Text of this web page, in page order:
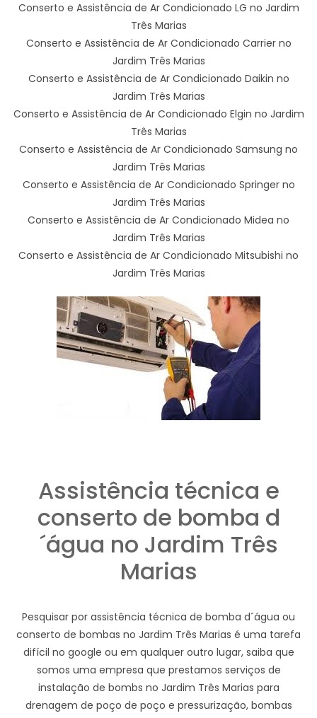
Conserto e Assistência de Ar Condicionado LG no Jardim
Três Marias
Conserto e Assistência de Ar Condicionado Carrier no
Jardim Três Marias
Conserto e Assistência de Ar Condicionado Daikin no
Jardim Três Marias
Conserto e Assistência de Ar Condicionado Elgin no Jardim
Três Marias
Conserto e Assistência de Ar Condicionado Samsung no
Jardim Três Marias
Conserto e Assistência de Ar Condicionado Springer no
Jardim Três Marias
Conserto e Assistência de Ar Condicionado Midea no
Jardim Três Marias
Conserto e Assistência de Ar Condicionado Mitsubishi no
Jardim Três Marias
Assistência técnica e
conserto de bomba d
´água no Jardim Três
Marias
Pesquisar por assistência técnica de bomba d´água ou
conserto de bombas no Jardim Três Marias é uma tarefa
difícil no google ou em qualquer outro lugar, saiba que
somos uma empresa que prestamos serviços de
instalação de bombs no Jardim Três Marias para
drenagem de poço de poço e pressurização, bombas